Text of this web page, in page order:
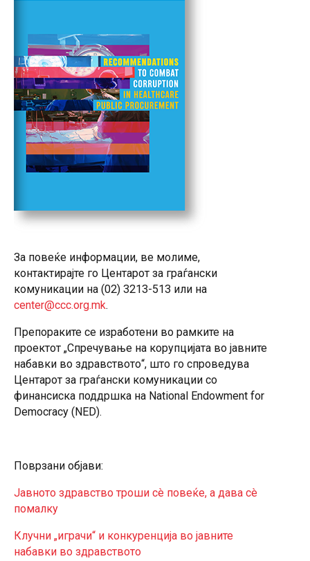
За повеќе информации, ве молиме,
контактирајте го Центарот за граѓански
комуникации на (02) 3213-513 или на
center@ccc.org.mk.
Препораките се изработени во рамките на
проектот „Спречување на корупцијата во јавните
набавки во здравството“, што го спроведува
Центарот за граѓански комуникации со
финансиска поддршка на National Endowment for
Democracy (NED).
Поврзани објави:
Јавното здравство троши сè повеќе, а дава сè
помалку
Клучни „играчи“ и конкуренција во јавните
набавки во здравството